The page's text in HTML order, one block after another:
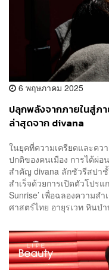
6 พฤษภาคม 2025
ปลุกพลังจากภายในสู่ภ
ล่าสุดจาก divana
ในยุคที่ความเครียดและคว
ปกติของคนเมือง การได้ผ่
สำคัญ divana ลักชัวรีสปา
สำเร็จด้วยการเปิดตัวโปรแ
Sunrise’ เพื่อฉลองความส
ศาสตร์ไทย อายุรเวท หินบ